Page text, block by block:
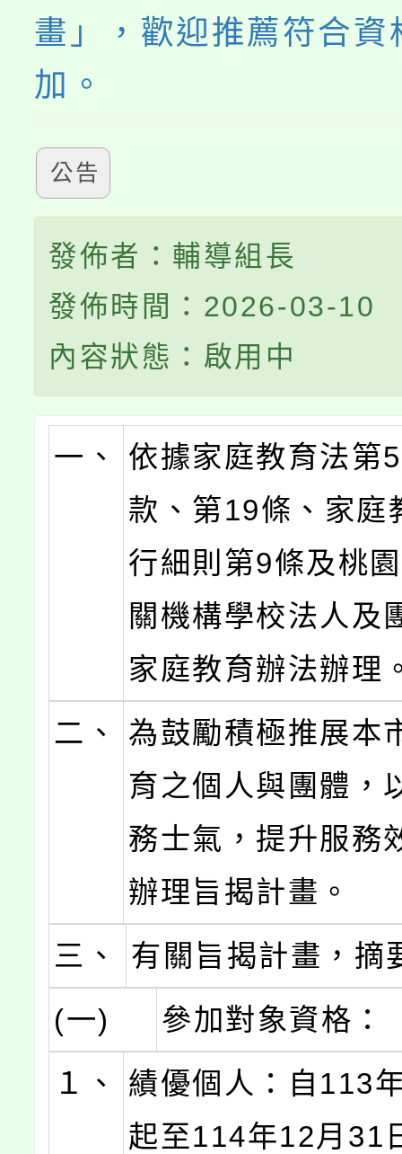
畫」，歡迎推薦符合資
加。
公告
發佈者：輔導組長
發佈時間：2026-03-10
內容狀態：啟用中
一、
依據家庭教育法第
款、第19條、家庭
行細則第9條及桃
關機構學校法人及
家庭教育辦法辦理
二、
為鼓勵積極推展本
育之個人與團體，
務士氣，提升服務
辦理旨揭計畫。
三、
有關旨揭計畫，摘
(一)
參加對象資格：
１、
績優個人：自113
起至114年12月31